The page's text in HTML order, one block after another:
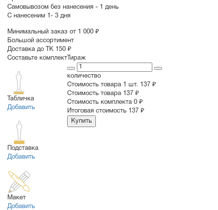
Самовывозом без нанесения - 1 день
С нанесеним 1- 3 дня
Минимальный заказ от 1 000 ₽
Большой ассортимент
Доставка до ТК 150 ₽
Составьте комплект
Табличка
Добавить
Подставка
Добавить
Макет
Добавить
Тираж
количество
Стоимость товара 1 шт. 137 ₽
Cтоимость товара 137 ₽
Стоимость комплекта 0 ₽
Итоговая стоимость 137 ₽
Купить